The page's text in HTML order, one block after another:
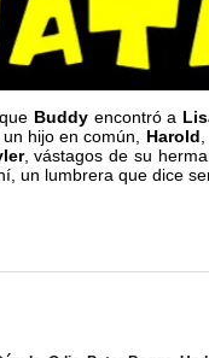
Buddy encontró a
hijo en común, Harold
, vástagos de su
un lumbrera que dice